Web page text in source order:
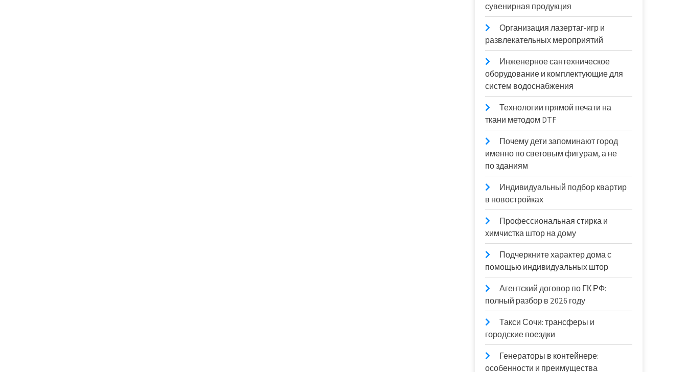
сувенирная продукция
Организация лазертаг-игр и
развлекательных мероприятий
Инженерное сантехническое
оборудование и комплектующие для
систем водоснабжения
Технологии прямой печати на
ткани методом DTF
Почему дети запоминают город
именно по световым фигурам, а не
по зданиям
Индивидуальный подбор квартир
в новостройках
Профессиональная стирка и
химчистка штор на дому
Подчеркните характер дома с
помощью индивидуальных штор
Агентский договор по ГК РФ:
полный разбор в 2026 году
Такси Сочи: трансферы и
городские поездки
Генераторы в контейнере:
особенности и преимущества